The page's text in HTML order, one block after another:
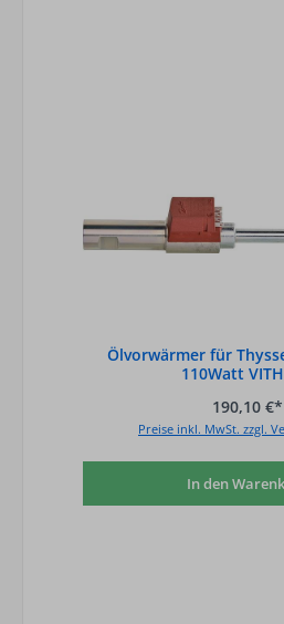
Ölvorwärmer für
110Watt
190,10 €*
Preise inkl. MwSt. zzgl.
In den